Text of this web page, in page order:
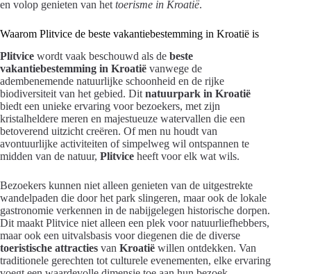
en volop genieten van het toerisme in Kroatië.
Waarom Plitvice de beste vakantiebestemming in Kroatië is
Plitvice wordt vaak beschouwd als de beste
vakantiebestemming in Kroatië vanwege de
adembenemende natuurlijke schoonheid en de rijke
biodiversiteit van het gebied. Dit natuurpark in Kroatië
biedt een unieke ervaring voor bezoekers, met zijn
kristalheldere meren en majestueuze watervallen die een
betoverend uitzicht creëren. Of men nu houdt van
avontuurlijke activiteiten of simpelweg wil ontspannen te
midden van de natuur, Plitvice heeft voor elk wat wils.
Bezoekers kunnen niet alleen genieten van de uitgestrekte
wandelpaden die door het park slingeren, maar ook de lokale
gastronomie verkennen in de nabijgelegen historische dorpen.
Dit maakt Plitvice niet alleen een plek voor natuurliefhebbers,
maar ook een uitvalsbasis voor diegenen die de diverse
toeristische attracties van Kroatië willen ontdekken. Van
traditionele gerechten tot culturele evenementen, elke ervaring